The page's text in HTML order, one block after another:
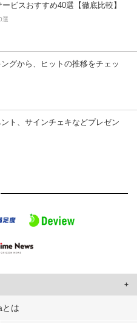
ビスおすすめ40選【徹底比較】
選
グから、ヒットの推移をチェッ
ト、サインチェキなどプレゼン
ザーに合わせたコンテンツや広告の
とは